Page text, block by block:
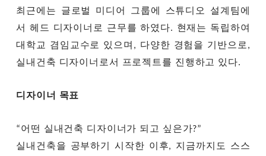
최근에는 글로벌 미디어 그룹에 스튜디오 설계팀에
서 헤드 디자이너로 근무를 하였다. 현재는 독립하여
대학교 겸임교수로 있으며, 다양한 경험을 기반으로,
실내건축 디자이너로서 프로젝트를 진행하고 있다.
디자이너 목표
“어떤 실내건축 디자이너가 되고 싶은가?”
실내건축을 공부하기 시작한 이후, 지금까지도 스스